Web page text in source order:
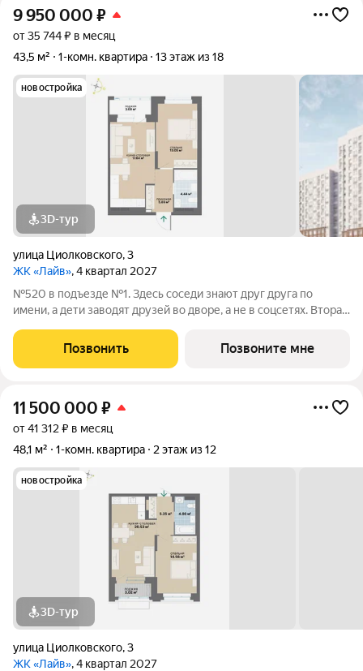
9 950 000 ₽
от 35 744 ₽ в месяц
43,5 м²
1-комн. квартира 13 этаж из 18
новостройка
3D-тур
улица Циолковского,3
ЖК «Лайв», 4 квартал 2027
№520 в подъезде №1. Здесь соседи знают друг друга по
имени, а дети заводят друзей во дворе, а не в соцсетях. Вторая
комфорта и особенное внимание к атмосфере
добрососедства. В первой очереди
Позвонить Позвоните мне
11 500 000 ₽
от 41 312 ₽ в месяц
48,1 м²
1-комн. квартира 2 этаж из 12
новостройка
3D-тур
улица Циолковского,3
ЖК «Лайв», 4 квартал 2027